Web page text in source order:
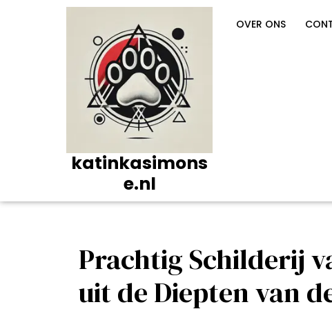
katinkasimons
e.nl
OVER ONS
Prachtig Schilderij
uit de Diepten van